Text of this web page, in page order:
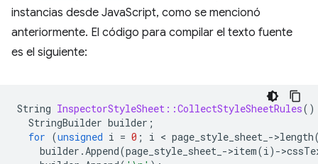
instancias desde JavaScript, como se mencionó
anteriormente. El código para compilar el texto fuente
es el siguiente:
String InspectorStyleSheet::CollectStyleSheetRules()
StringBuilder builder ;
for (unsigned i = 0 ; i < page_style_sheet_ ->length
builder .Append(page_style_sheet_ ->item(i) ->